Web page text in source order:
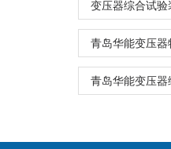
变压器综合试
青岛华能变压
青岛华能变压